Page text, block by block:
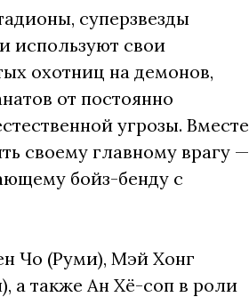
суперзвезды
используют свои
охотниц на демонов,
от постоянно
угрозы. Вместе
своему главному врагу —
бойз-бенду с
Чо (Руми), Мэй Хонг
также Ан Хё-соп в роли